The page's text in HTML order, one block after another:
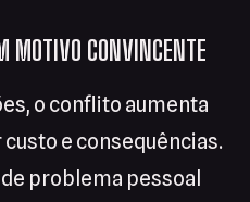
MOTIVO CONVINCENTE
o conflito aumenta
e consequências.
problema pessoal